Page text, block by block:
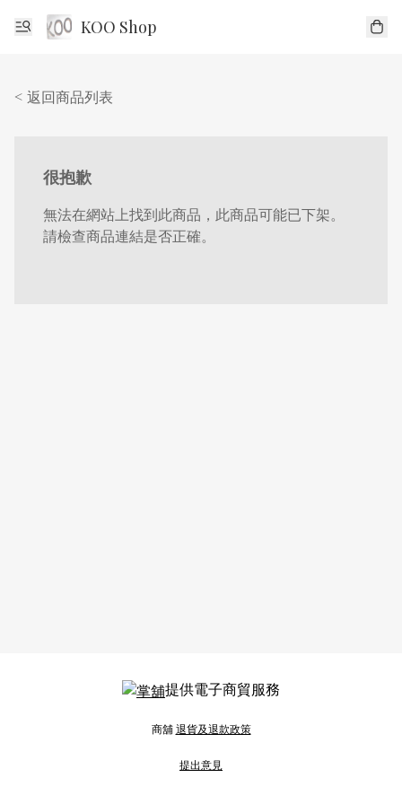
KOO Shop
< 返回商品列表
很抱歉
無法在網站上找到此商品，此商品可能已下架。
請檢查商品連結是否正確。
提供電子商貿服務
商舖退貨及退款政策
提出意見